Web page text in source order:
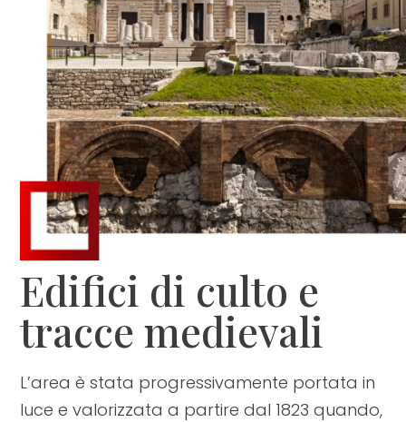
Edifici di culto e
tracce medievali
L’area è stata progressivamente portata in
luce e valorizzata a partire dal 1823 quando,